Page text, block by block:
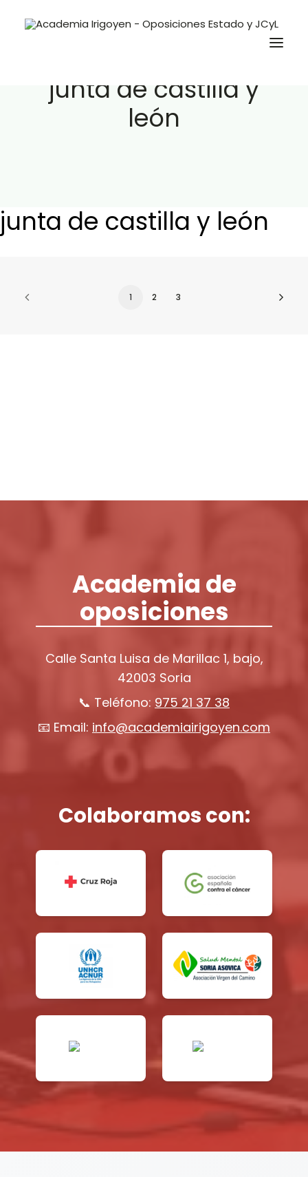
Preguntas Frecuentes
Aula virtual
junta de castilla y
león
junta de castilla y león
1 2 3
Academia de
oposiciones
Calle Santa Luisa de Marillac 1, bajo,
42003 Soria
📞 Teléfono: 975 21 37 38
📧 Email: info@academiairigoyen.com
Colaboramos con: